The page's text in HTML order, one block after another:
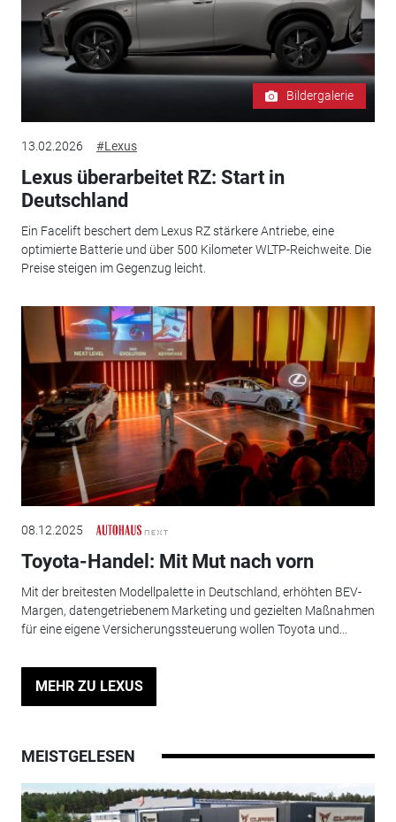
Bildergalerie
13.02.2026 #Lexus
Lexus überarbeitet RZ: Start in
Deutschland
Ein Facelift beschert dem Lexus RZ stärkere Antriebe, eine
optimierte Batterie und über 500 Kilometer WLTP-Reichweite. Die
Preise steigen im Gegenzug leicht.
08.12.2025
Toyota-Handel: Mit Mut nach vorn
Mit der breitesten Modellpalette in Deutschland, erhöhten BEV-
Margen, datengetriebenem Marketing und gezielten Maßnahmen
für eine eigene Versicherungssteuerung wollen Toyota und...
MEHR ZU LEXUS
MEISTGELESEN